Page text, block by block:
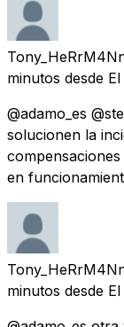
minutos desde
@adamo_es
solucionen la
en
minutos desde